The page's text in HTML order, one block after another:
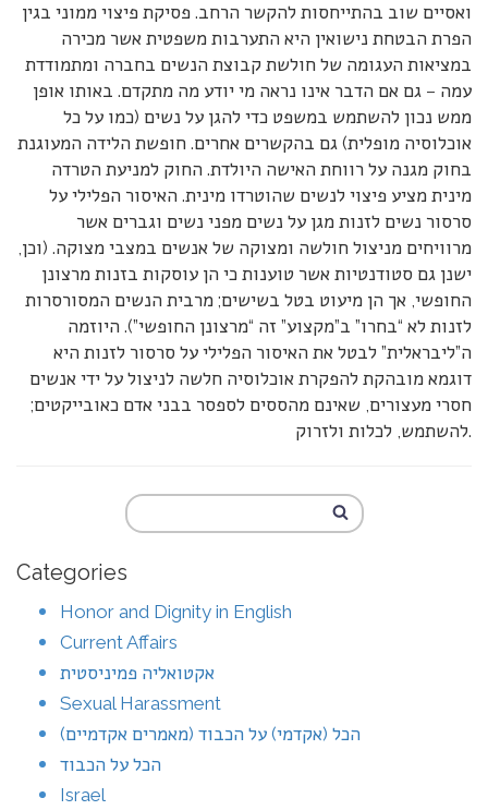
ואסיים שוב בהתייחסות להקשר הרחב. פסיקת פיצוי ממוני בגין
הפרת הבטחת נישואין היא התערבות משפטית אשר מכירה
במציאות העגומה של חולשת קבוצת הנשים בחברה ומתמודדת
עמה – גם אם הדבר אינו נראה מי יודע מה מתקדם. באותו אופן
ממש נכון להשתמש במשפט כדי להגן על נשים (כמו על כל
אוכלוסיה מופלית) גם בהקשרים אחרים. חופשת הלידה המעוגנת
בחוק מגנה על רווחת האישה היולדת. החוק למניעת הטרדה
מינית מציע פיצוי לנשים שהוטרדו מינית. האיסור הפלילי על
סרסור נשים לזנות מגן על נשים מפני נשים וגברים אשר
מרוויחים מניצול חולשה ומצוקה של אנשים במצבי מצוקה. (וכן,
ישנן גם סטודנטיות אשר טוענות כי הן עוסקות בזנות מרצונן
החופשי, אך הן מיעוט בטל בשישים; מרבית הנשים המסורסרות
לזנות לא “בחרו” ב”מקצוע” זה “מרצונן החופשי”). היוזמה
ה”ליבראלית” לבטל את האיסור הפלילי על סרסור לזנות היא
דוגמא מובהקת להפקרת אוכלוסיה חלשה לניצול על ידי אנשים
חסרי מעצורים, שאינם מהססים לספסר בבני אדם כאובייקטים;
להשתמש, לכלות ולזרוק.
Categories
Honor and Dignity in English
Current Affairs
אקטואליה פמיניסטית
Sexual Harassment
הכל (אקדמי) על הכבוד (מאמרים אקדמיים)
הכל על הכבוד
Israel